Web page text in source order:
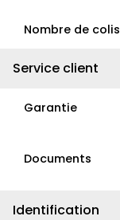
Nombre de colis
Service client
Garantie
Documents
Identification